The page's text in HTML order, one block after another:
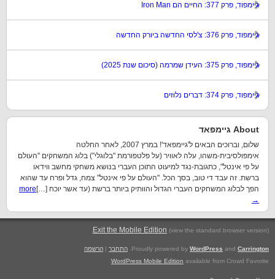
גיימפוד, פרק 377: החיים הם Iron Man
גיימפוד, פרק 376: צ'לסי החדשה ביורק החדשה
גיימפוד, פרק 375: העידן שמרמה (סיכום שנת 2025)
גיימפוד, פרק 374: דברים נלוזים
About גיימפאד
שלום, וברוכים הבאים ל'גיימפאד'! במרץ 2007, לאחר החלטה
אימפולסיבית-משהו, עלה לאוויר (על פלטפורמת "בלוגלי") בלוג המשחקים "העולם
על פי אינטל", כתגובת-נגד למיעוט התוכן העברי בנושא משחקי מחשב ווידאו
ברשת. זה עבד די טוב, בסך הכל. "העולם על פי אינטל" צמח, גדל ופרח עד שהוא
הפך לבלוג המשחקים העברי הגדול והוותיק ביותר ברשת (עד אשר יוכח […] more
→
Exit the Mobile Edition (view the standard browser version)
.
Proudly powered by WordPress and Carrington התחבר | הרשמה
WordPress Mobile Edition available from Crowd Favorite.